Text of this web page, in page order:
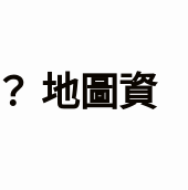
地圖資